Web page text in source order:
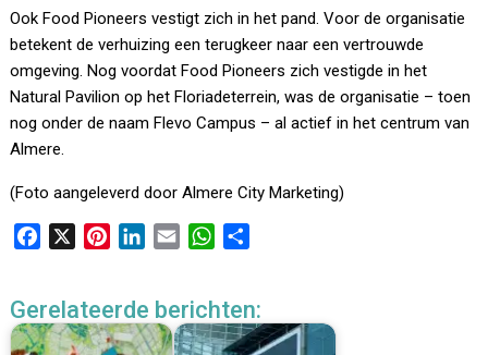
Ook Food Pioneers vestigt zich in het pand. Voor de organisatie
betekent de verhuizing een terugkeer naar een vertrouwde
omgeving. Nog voordat Food Pioneers zich vestigde in het
Natural Pavilion op het Floriadeterrein, was de organisatie – toen
nog onder de naam Flevo Campus – al actief in het centrum van
Almere.
(Foto aangeleverd door Almere City Marketing)
e
b
t
e
k
e
i
l
W
t
s
e
n
Gerelateerde berichten: